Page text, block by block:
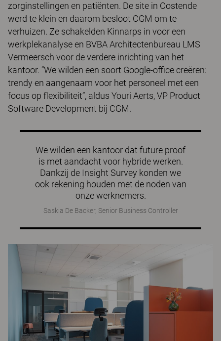
zorginstellingen en patiënten. De site in Oostende
werd te klein en daarom besloot CGM om te
verhuizen. Ze schakelden Kinnarps in voor een
werkplekanalyse en BVBA Architectenbureau LMS
Vermeersch voor de verdere inrichting van het
kantoor. “We wilden een soort Google-office creëren:
trendy en aangenaam voor het personeel met een
focus op flexibiliteit”, aldus Youri Aerts, VP Product
Software Development bij CGM.
We wilden een kantoor dat future proof
is met aandacht voor hybride werken.
Dankzij de Insight Survey konden we
ook rekening houden met de noden van
onze werknemers.
Saskia De Backer, Senior Business Controller